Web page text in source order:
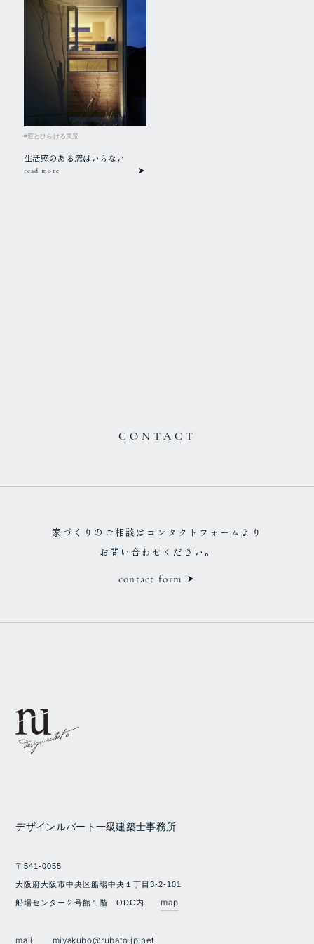
#窓とひらける風景
生活感のある窓はいらない
read more
CONTACT
家づくりのご相談はコンタクトフォームより
お問い合わせください。
contact form
デザインルバート一級建築士事務所
〒541-0055
大阪府大阪市中央区船場中央１丁目3-2-101
船場センター２号館１階 ODC内 map
mail miyakubo@rubato.jp.net